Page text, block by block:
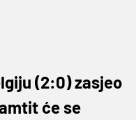
(2:0) zasjeo
će se